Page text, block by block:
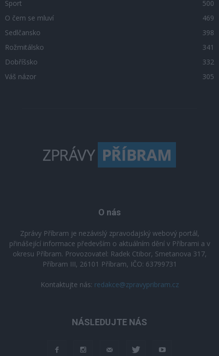
Sport
500
O čem se mluví
469
Sedlčansko
398
Rožmitálsko
341
Dobříšsko
332
Váš názor
305
O nás
Zprávy Příbram je nezávislý zpravodajský webový portál,
přinášející informace především o aktuálním dění v Příbrami a v
okresu Příbram. Provozovatel: Radek Ctibor, Smetanova 317,
Příbram III, 26101 Příbram, IČO: 63799731
Kontaktujte nás: redakce@zpravypribram.cz
NÁSLEDUJTE NÁS